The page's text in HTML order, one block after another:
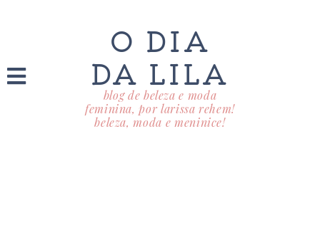
O DIA
DA LILA
blog de beleza e moda
feminina, por larissa rehem!
beleza, moda e meninice!